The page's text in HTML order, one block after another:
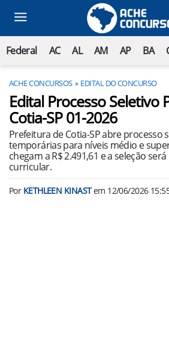
Federal AC AL AM AP BA
ACHE CONCURSOS EDITAL DO CONCURSO
Edital Processo Seletivo
Cotia-SP 01-2026
Prefeitura de Cotia-SP abre processo
temporárias para níveis médio e
chegam a R$ 2.491,61 e a seleção
curricular.
Por KETHLEEN KINASTem 12/06/2026